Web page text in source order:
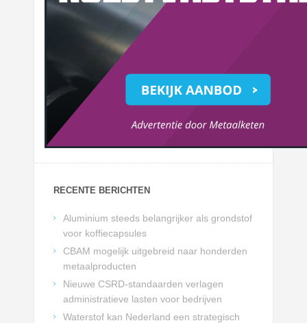
RECENTE BERICHTEN
Aluminium steeds belangrijker als grondstof
voor koffiecapsules
CBAM mogelijk uitgebreid naar honderden
metaalproducten
Nieuwe CSRD-standaarden verlagen
administratieve lasten voor bedrijven
Waterstof kan Nederland een strategisch